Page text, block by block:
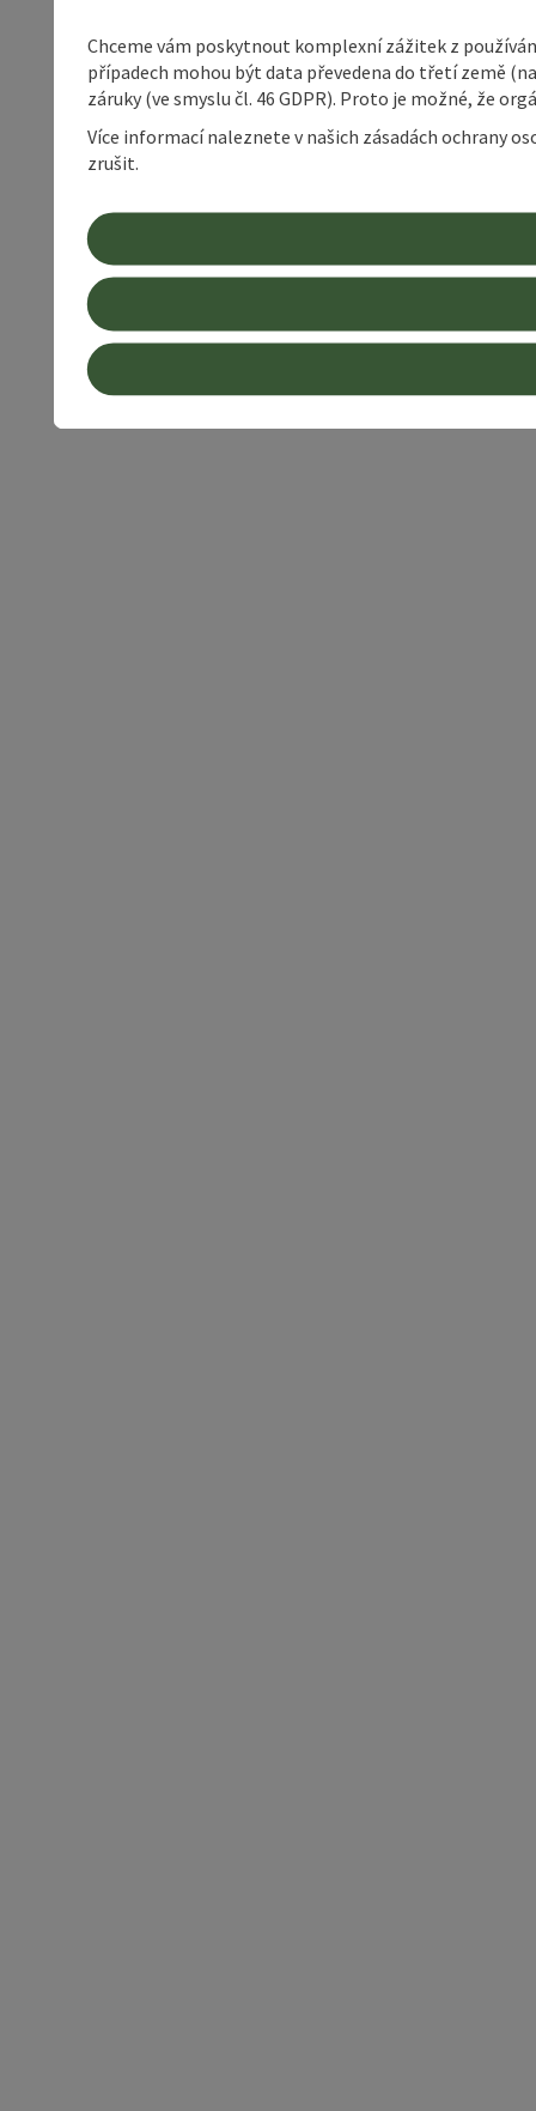
Chceme vám poskytnout komplexní zážitek z
případech mohou být data převedena do třetí země
záruky (ve smyslu čl. 46 GDPR). Proto je možné, že
Více informací naleznete v našich zásadách ochrany
zrušit.